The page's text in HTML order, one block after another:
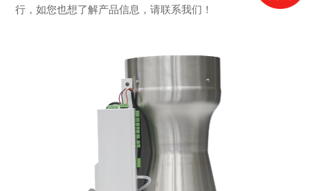
行，如您也想了解产品信息，请联系我们！